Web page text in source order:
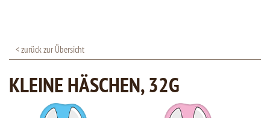
< zurück zur Übersicht
KLEINE HÄSCHEN, 32G